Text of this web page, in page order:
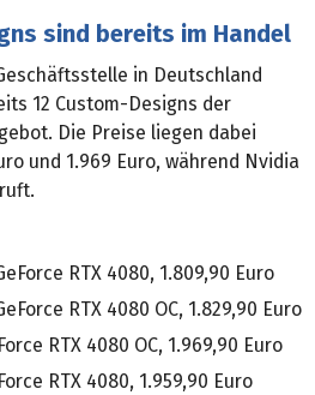
sind bereits im Handel
in Deutschland
12 Custom-Designs der
Die Preise liegen dabei
und 1.969 Euro, während Nvidia
RTX 4080, 1.809,90 Euro
RTX 4080 OC, 1.829,90 Euro
RTX 4080 OC, 1.969,90 Euro
RTX 4080, 1.959,90 Euro